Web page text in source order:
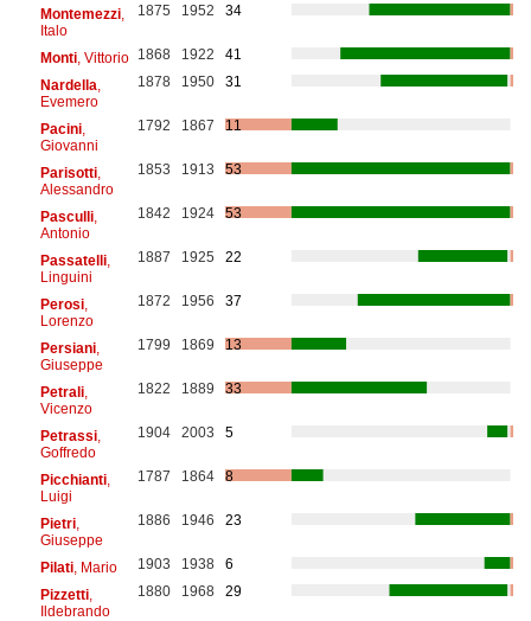
Montemezzi,
Italo
1875 1952 34
Monti, Vittorio 1868 1922
41
Nardella
Evemero
1878 1950 31
Pacini,
Giovanni
1792 1867 11
Parisotti,
Alessandro
1853 1913 53
Pasculli,
Antonio
1842 1924 53
Passatelli,
Linguini
1887 1925 22
Perosi,
Lorenzo
1872 1956 37
Persiani,
Giuseppe
1799 1869 13
Petrali,
Vicenzo
1822 1889 33
Petrassi,
Goffredo
1904 2003 5
Picchianti,
Luigi
1787 1864 8
Pietri,
Giuseppe
1886 1946 23
Pilati, Mario 1903 1938
6
Pizzetti,
Ildebrando
1880 1968 29